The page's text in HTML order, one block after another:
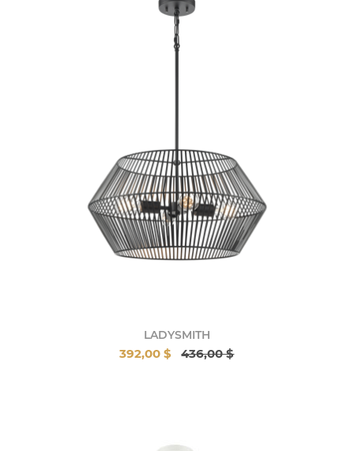
LADYSMITH
392,00 $ 436,00 $